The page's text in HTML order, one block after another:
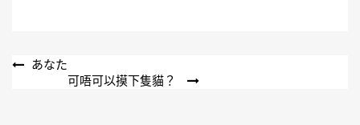
文 あなた
可唔可以摸下隻貓？